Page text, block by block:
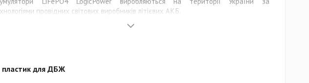
провідних світових виробників літієвих АКБ.
пластик для ДБЖ